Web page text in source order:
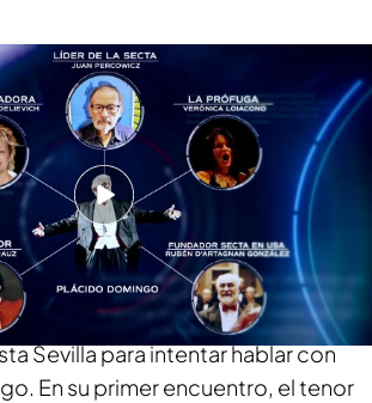
la posible relación que podría tener Plácido
sexual
mira' destapa la banda criminal
vídeos íntimos de
reportero del programa, se
Sevilla para intentar hablar con
En su primer encuentro, el tenor